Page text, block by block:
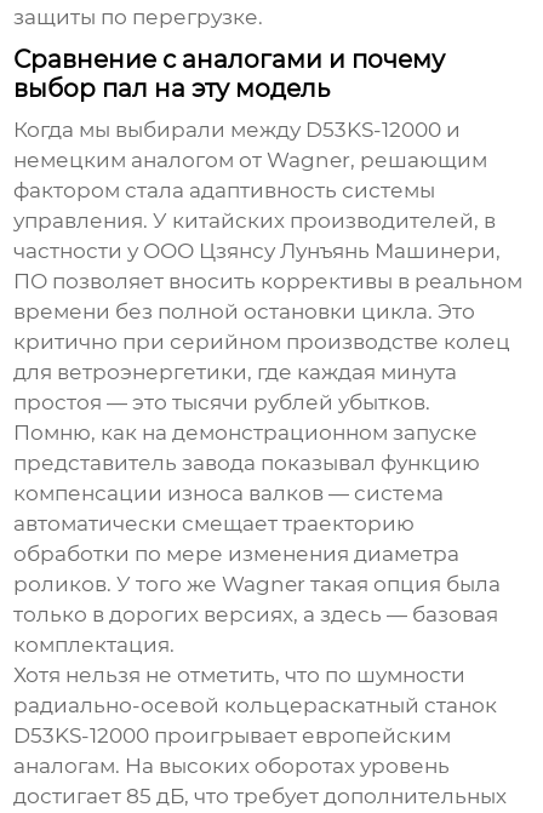
защиты по перегрузке.
Сравнение с аналогами и почему
выбор пал на эту модель
Когда мы выбирали между D53KS-12000 и
немецким аналогом от Wagner, решающим
фактором стала адаптивность системы
управления. У китайских производителей, в
частности у ООО Цзянсу Лунъянь Машинери,
ПО позволяет вносить коррективы в реальном
времени без полной остановки цикла. Это
критично при серийном производстве колец
для ветроэнергетики, где каждая минута
простоя — это тысячи рублей убытков.
Помню, как на демонстрационном запуске
представитель завода показывал функцию
компенсации износа валков — система
автоматически смещает траекторию
обработки по мере изменения диаметра
роликов. У того же Wagner такая опция была
только в дорогих версиях, а здесь — базовая
комплектация.
Хотя нельзя не отметить, что по шумности
радиально-осевой кольцераскатный станок
D53KS-12000 проигрывает европейским
аналогам. На высоких оборотах уровень
достигает 85 дБ, что требует дополнительных